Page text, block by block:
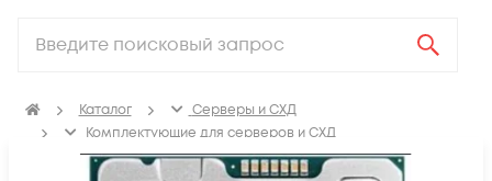
Каталог
Серверы и СХД
Комплектующие для серверов и СХД
Процессоры для сервера